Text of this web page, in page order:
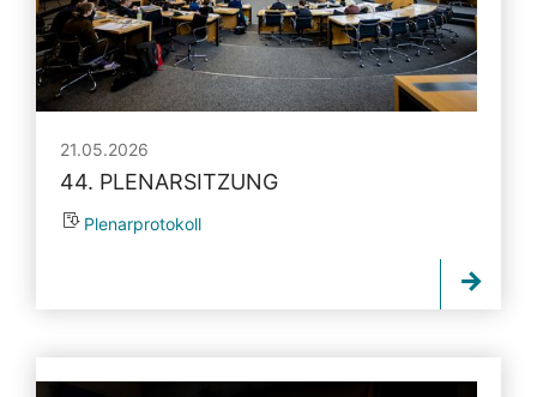
21.05.2026
44. PLENARSITZUNG
Plenarprotokoll